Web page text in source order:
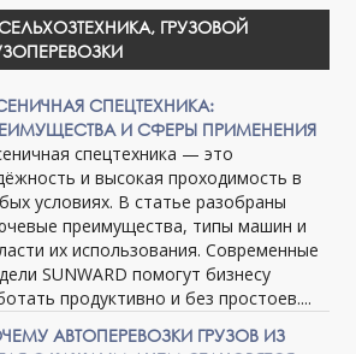
ГРУЗОВОЙ
СПЕЦТЕХНИКА:
И СФЕРЫ ПРИМЕНЕНИЯ
спецтехника — это
и высокая проходимость в
условиях. В статье разобраны
преимущества, типы машин и
их использования. Современные
SUNWARD помогут бизнесу
продуктивно и без простоев....
АВТОПЕРЕВОЗКИ ГРУЗОВ ИЗ